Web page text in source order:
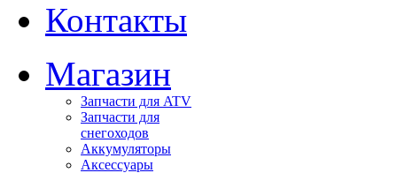
Контакты
Магазин
Запчасти для ATV
Запчасти для
снегоходов
Аккумуляторы
Аксессуары